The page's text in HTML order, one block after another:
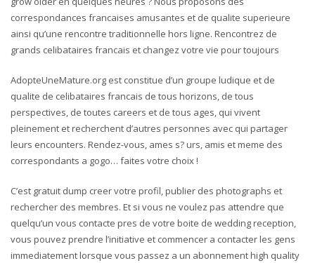
correspondances francaises amusantes et de qualite superieure
ainsi qu’une rencontre traditionnelle hors ligne. Rencontrez de
grands celibataires francais et changez votre vie pour toujours
AdopteUneMature.org est constitue d’un groupe ludique et de
qualite de celibataires francais de tous horizons, de tous
perspectives, de toutes careers et de tous ages, qui vivent
pleinement et recherchent d’autres personnes avec qui partager
leurs encounters. Rendez-vous, ames s? urs, amis et meme des
correspondants a gogo… faites votre choix !
C’est gratuit dump creer votre profil, publier des photographs et
rechercher des membres. Et si vous ne voulez pas attendre que
quelqu’un vous contacte pres de votre boite de wedding reception,
vous pouvez prendre l’initiative et commencer a contacter les gens
immediatement lorsque vous passez a un abonnement high quality